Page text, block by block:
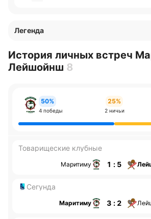
Легенда
История личных встреч
Лейшойнш 8
50%
4 победы
25%
2 ничьи
Товарищеские клубные
Маритиму 1 : 5
Сегунда
Маритиму 3 : 2